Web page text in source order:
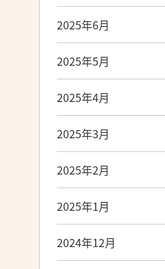
2025年6月
2025年5月
2025年4月
2025年3月
2025年2月
2025年1月
2024年12月